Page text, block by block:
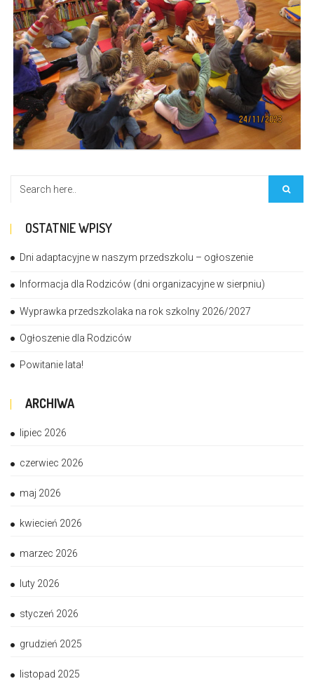
OSTATNIE WPISY
Dni adaptacyjne w naszym przedszkolu – ogłoszenie
Informacja dla Rodziców (dni organizacyjne w sierpniu)
Wyprawka przedszkolaka na rok szkolny 2026/2027
Ogłoszenie dla Rodziców
Powitanie lata!
ARCHIWA
lipiec 2026
czerwiec 2026
maj 2026
kwiecień 2026
marzec 2026
luty 2026
styczeń 2026
grudzień 2025
listopad 2025